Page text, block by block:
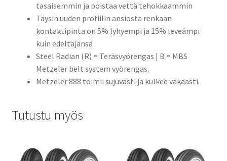
tasaisemmin ja poistaa vettä tehokkaammin
Täysin uuden profiilin ansiosta renkaan
kontaktipinta on 5% lyhyempi ja 15% leveämpi
kuin edeltäjänsä
Steel Radian (R) = Teräsvyörengas | B = MBS
Metzeler belt system vyörengas.
Metzeler 888 toimii sujuvasti ja kulkee vakaasti.
Tutustu myös